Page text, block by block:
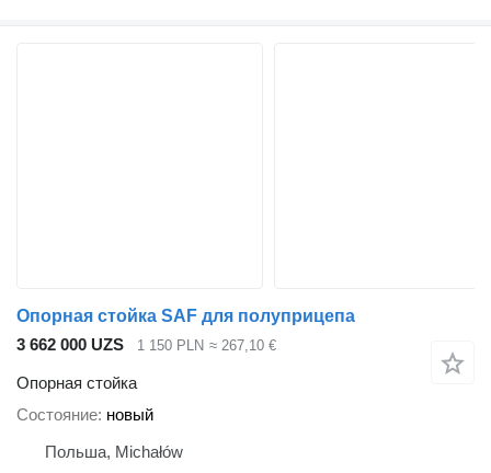
Опорная стойка SAF для полуприцепа
3 662 000 UZS
1 150 PLN ≈ 267,10 €
Опорная стойка
Состояние новый
Польша, Michałów